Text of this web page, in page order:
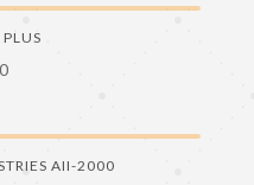
AII-2000